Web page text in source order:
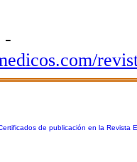
-
de publicación en la Revista